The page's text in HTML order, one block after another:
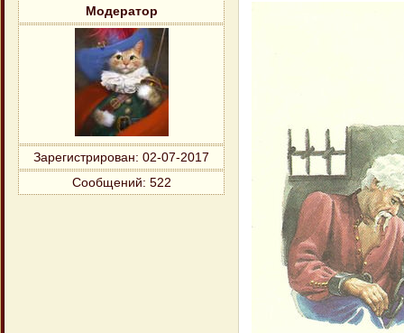
Модератор
Зарегистрирован: 02-07-2017
Сообщений: 522